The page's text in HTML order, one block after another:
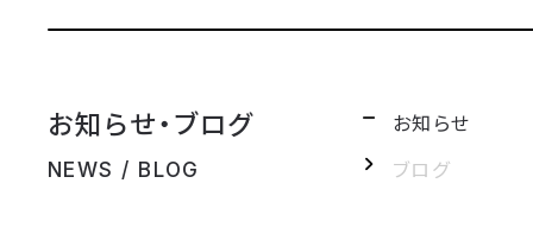
お知らせ・ブログ
NEWS / BLOG
お知らせ
ブログ